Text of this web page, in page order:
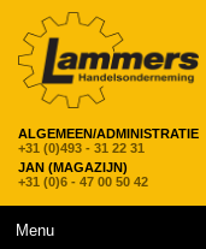
ALGEMEEN/ADMINISTRATIE
+31 (0)493 - 31 22 31
JAN (MAGAZIJN)
+31 (0)6 - 47 00 50 42
Menu